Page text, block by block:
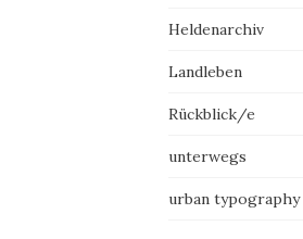
Heldenarchiv
Landleben
Rückblick/e
unterwegs
urban typography